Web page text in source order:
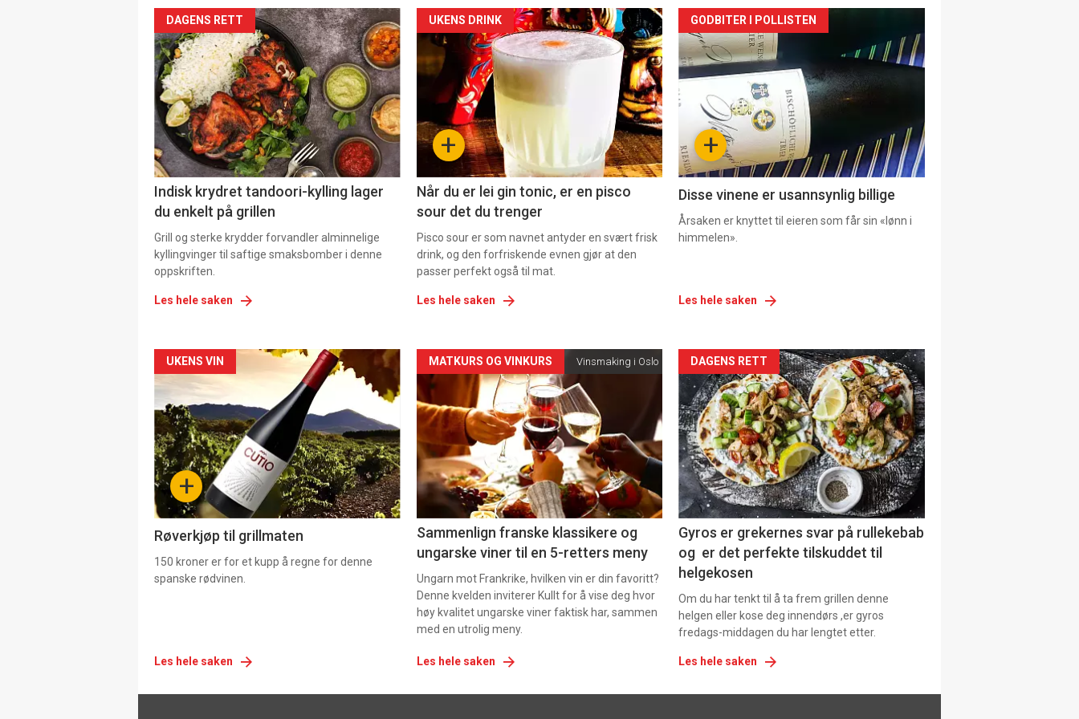
DAGENS RETT
Indisk krydret tandoori-kylling lager
du enkelt på grillen
Grill og sterke krydder forvandler alminnelige
kyllingvinger til saftige smaksbomber i denne
oppskriften.
Les hele saken
Forsiden
akkurat
nå
-
+
UKENS DRINK
Når du er lei gin tonic, er en pisco
sour det du trenger
Pisco sour er som navnet antyder en svært frisk
drink, og den forfriskende evnen gjør at den
passer perfekt også til mat.
Les hele saken
Forsiden
akkurat
nå
3 +
GODBITER I POLLISTEN
Disse vinene er usannsynlig billige
Årsaken er knyttet til eieren som får sin «lønn i
himmelen».
Les hele saken
Forsiden
akkurat
nå
-
4 +
UKENS VIN
Røverkjøp til grillmaten
150 kroner er for et kupp å regne for denne
spanske rødvinen.
Les hele saken
Forsiden
akkurat
nå
-
5
MATKURS OG VINKURS Vinsmaking i Oslo
Sammenlign franske klassikere og
ungarske viner til en 5-retters meny
Ungarn mot Frankrike, hvilken vin er din favoritt?
Denne kvelden inviterer Kullt for å vise deg hvor
høy kvalitet ungarske viner faktisk har, sammen
med en utrolig meny.
Les hele saken
Forsiden
akkurat
nå
-
6
DAGENS RETT
Gyros er grekernes svar på rullekebab
og er det perfekte tilskuddet til
helgekosen
Om du har tenkt til å ta frem grillen denne
helgen eller kose deg innendørs ,er gyros
fredags-middagen du har lengtet etter.
Les hele saken